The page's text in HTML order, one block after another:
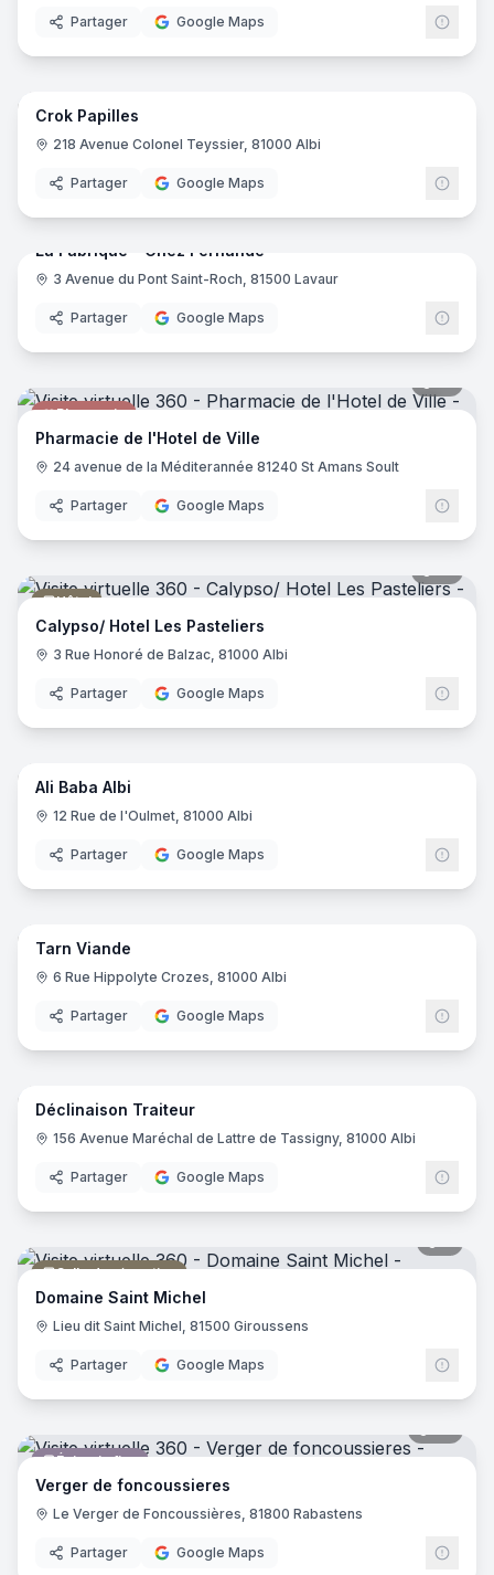
Partager Google Maps
Épicerie fine
6
Crok Papilles
218 Avenue Colonel Teyssier, 81000 Albi
Partager Google Maps
Restaurant
La Fabrique - Chez Fernande
3 Avenue du Pont Saint-Roch, 81500 Lavaur
Partager Google Maps
Pharmacie
Pharmacie de l'Hotel de Ville
24 avenue de la Méditerannée 81240 St Amans Soult
Partager Google Maps
Hôtel
Calypso/ Hotel Les Pasteliers
3 Rue Honoré de Balzac, 81000 Albi
Partager Google Maps
Bijouterie
7
Ali Baba Albi
12 Rue de l'Oulmet, 81000 Albi
Partager Google Maps
Boucherie
11
Tarn Viande
6 Rue Hippolyte Crozes, 81000 Albi
Partager Google Maps
Traiteur
9
Déclinaison Traiteur
156 Avenue Maréchal de Lattre de Tassigny, 81000 Albi
Partager Google Maps
Salle de réception
Domaine Saint Michel
Lieu dit Saint Michel, 81500 Giroussens
Partager Google Maps
Épicerie fine
Verger de foncoussieres
Le Verger de Foncoussières, 81800 Rabastens
Partager Google Maps